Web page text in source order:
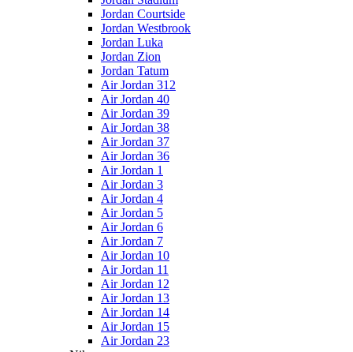
Jordan Courtside
Jordan Westbrook
Jordan Luka
Jordan Zion
Jordan Tatum
Air Jordan 312
Air Jordan 40
Air Jordan 39
Air Jordan 38
Air Jordan 37
Air Jordan 36
Air Jordan 1
Air Jordan 3
Air Jordan 4
Air Jordan 5
Air Jordan 6
Air Jordan 7
Air Jordan 10
Air Jordan 11
Air Jordan 12
Air Jordan 13
Air Jordan 14
Air Jordan 15
Air Jordan 23